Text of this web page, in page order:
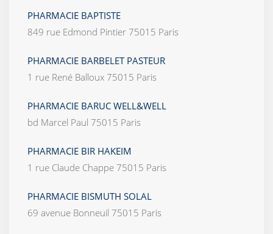
PHARMACIE BAPTISTE
849 rue Edmond Pintier 75015 Paris
PHARMACIE BARBELET PASTEUR
1 rue René Balloux 75015 Paris
PHARMACIE BARUC WELL&WELL
bd Marcel Paul 75015 Paris
PHARMACIE BIR HAKEIM
1 rue Claude Chappe 75015 Paris
PHARMACIE BISMUTH SOLAL
69 avenue Bonneuil 75015 Paris